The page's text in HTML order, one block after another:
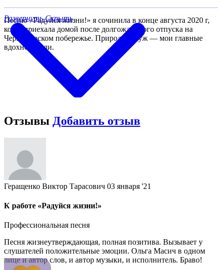
Песню «Радуйся жизни!» я сочинила в конце августа 2020 г,
когда приехала домой после долгожданного отпуска на
Черноморском побережье. Природа и муж — мои главные
вдохновители.
Развернуть Скрыть
Отзывы Добавить отзыв
Геращенко Виктор Тарасович 03 января '21
К работе «Радуйся жизни!»
Профессиональная песня
Песня жизнеутверждающая, полная позитива. Вызывает у
слушателей положительные эмоции. Ольга Масич в одном
лице и автор слов, и автор музыки, и исполнитель. Браво!